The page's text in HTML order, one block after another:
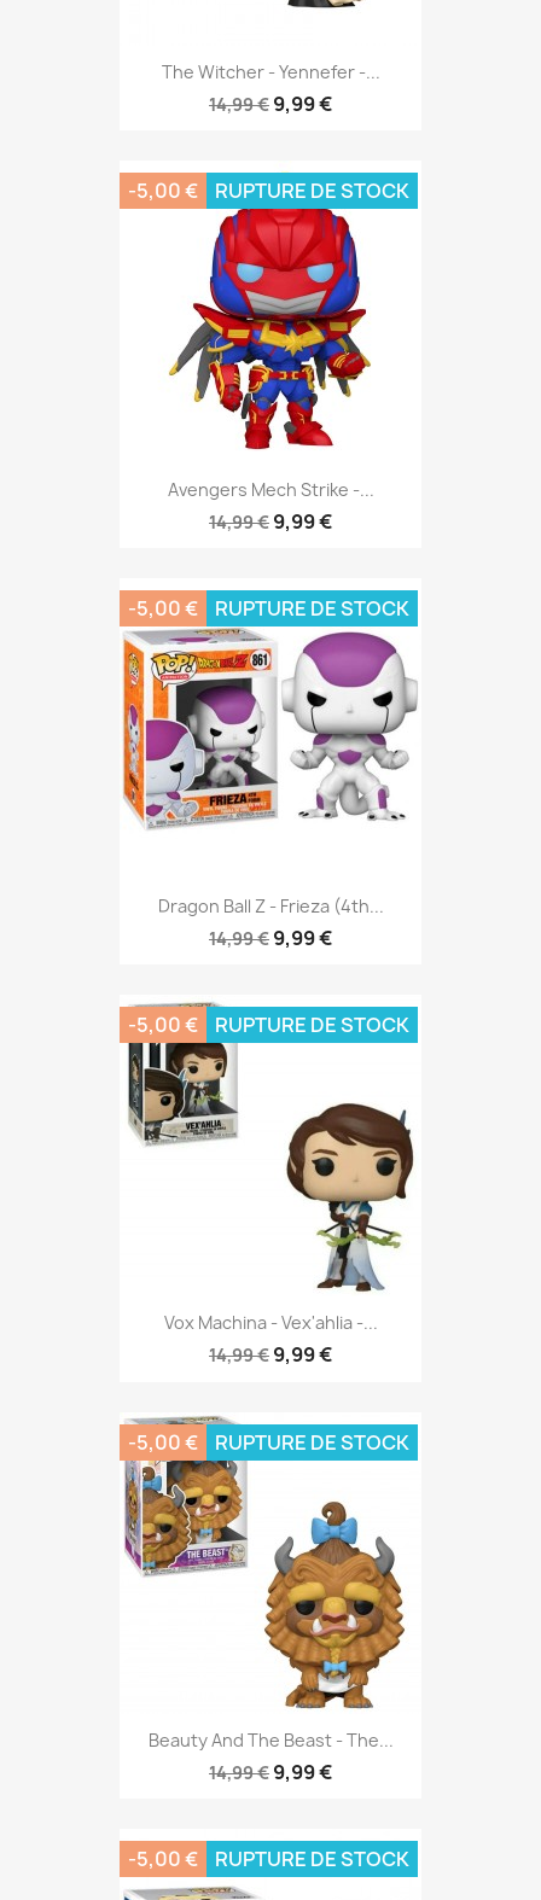
The Witcher - Yennefer -...
14,99 € 9,99 €
Avengers Mech Strike -...
14,99 € 9,99 €
-5,00 € RUPTURE DE STOCK
Dragon Ball Z - Frieza (4th...
14,99 € 9,99 €
-5,00 € RUPTURE DE STOCK
Vox Machina - Vex'ahlia -...
14,99 € 9,99 €
-5,00 € RUPTURE DE STOCK
Beauty And The Beast - The...
14,99 € 9,99 €
-5,00 € RUPTURE DE STOCK
-5,00 € RUPTURE DE STOCK